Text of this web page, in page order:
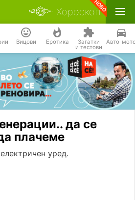
Хороскоп
Вицови Еротика Загатки
и тестови
Авто-
да се
плачеме
уред.